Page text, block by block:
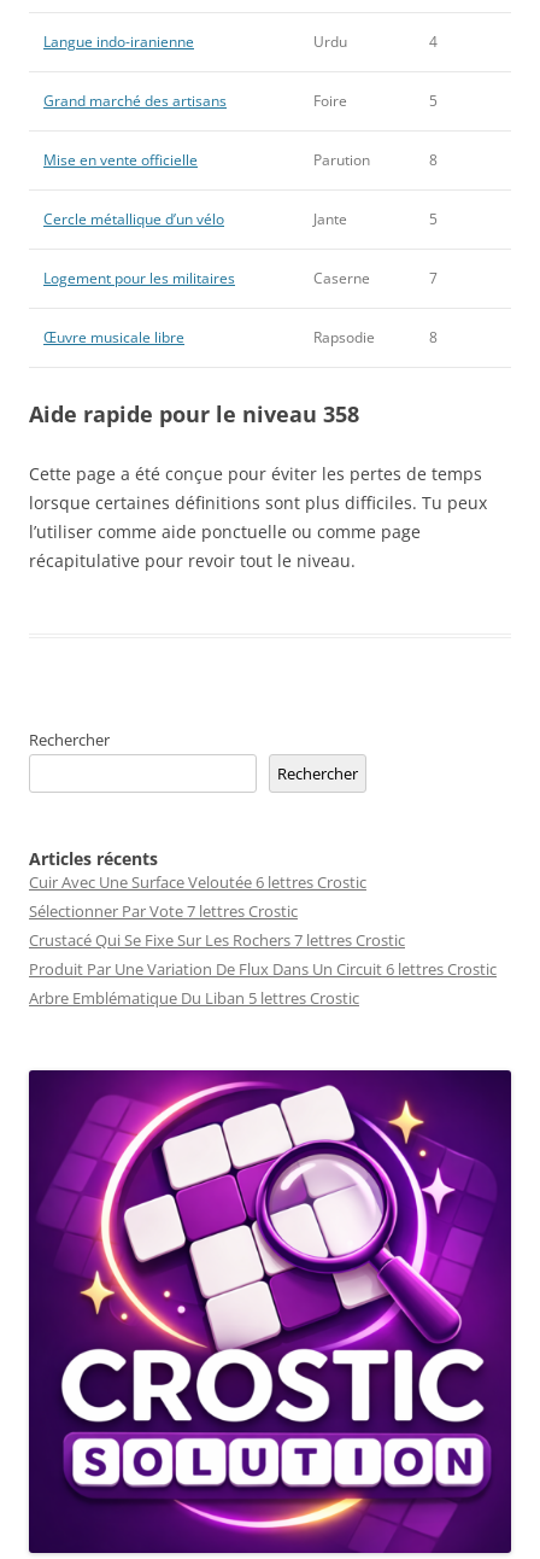
Langue indo-iranienne Urdu 4
Grand marché des artisans Foire 5
Mise en vente officielle Parution 8
Cercle métallique d’un vélo Jante 5
Logement pour les militaires Caserne 7
Œuvre musicale libre Rapsodie 8
Aide rapide pour le niveau 358
Cette page a été conçue pour éviter les pertes de temps
lorsque certaines définitions sont plus difficiles. Tu peux
l’utiliser comme aide ponctuelle ou comme page
récapitulative pour revoir tout le niveau.
Rechercher
Rechercher
Articles récents
Cuir Avec Une Surface Veloutée 6 lettres Crostic
Sélectionner Par Vote 7 lettres Crostic
Crustacé Qui Se Fixe Sur Les Rochers 7 lettres Crostic
Produit Par Une Variation De Flux Dans Un Circuit 6 lettres Crostic
Arbre Emblématique Du Liban 5 lettres Crostic